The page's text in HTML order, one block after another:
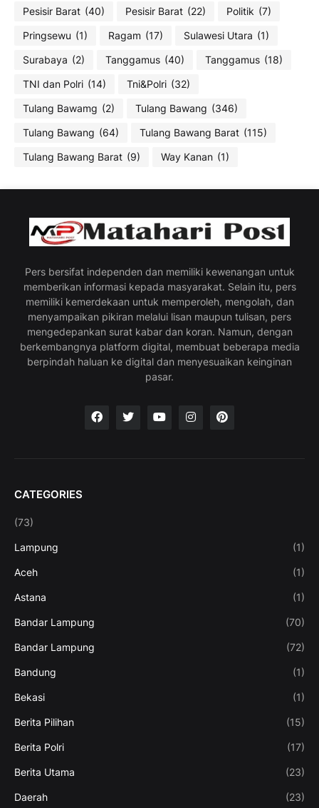
Pesisir Barat (40) Pesisir Barat (22) Politik (7)
Pringsewu (1) Ragam (17) Sulawesi Utara (1)
Surabaya (2) Tanggamus (40) Tanggamus (18)
TNI dan Polri (14) Tni&Polri (32)
Tulang Bawamg (2) Tulang Bawang (346)
Tulang Bawang (64) Tulang Bawang Barat (115)
Tulang Bawang Barat (9) Way Kanan (1)
Pers bersifat independen dan memiliki kewenangan untuk
memberikan informasi kepada masyarakat. Selain itu, pers
memiliki kemerdekaan untuk memperoleh, mengolah, dan
menyampaikan pikiran melalui lisan maupun tulisan, pers
mengedepankan surat kabar dan koran. Namun, dengan
berkembangnya platform digital, membuat beberapa media
berpindah haluan ke digital dan menyesuaikan keinginan
pasar.
CATEGORIES
(73)
Lampung (1)
Aceh (1)
Astana (1)
Bandar Lampung (70)
Bandar Lampung (72)
Bandung (1)
Bekasi (1)
Berita Pilihan (15)
Berita Polri (17)
Berita Utama (23)
Daerah (23)